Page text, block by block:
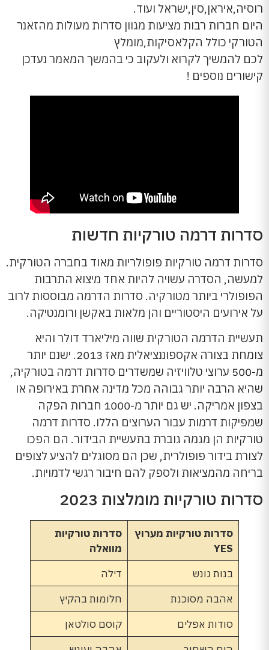
רוסיה,איראן,סין,ישראל ועוד.
היום חברות רבות מציעות מגוון סדרות מעולות מהזאנר
הטורקי כולל הקלאסיקות,מומלץ
לכם להמשיך לקרוא ולעקוב כי בהמשך המאמר נעדכן
קישורים נוספים !
סדרות דרמה טורקיות חדשות
סדרות דרמה טורקיות פופולריות מאוד בחברה הטורקית.
למעשה, הסדרה עשויה להיות אחד מיצוא התרבות
הפופולרי ביותר מטורקיה. סדרות הדרמה מבוססות לרוב
על אירועים היסטוריים והן מלאות באקשן ורומנטיקה.
תעשיית הדרמה הטורקית שווה מיליארד דולר והיא
צומחת בצורה אקספוננציאלית מאז 2013. ישנם יותר
מ-500 ערוצי טלוויזיה שמשדרים סדרות דרמה בטורקיה,
שהיא הרבה יותר גבוהה מכל מדינה אחרת באירופה או
בצפון אמריקה. יש גם יותר מ-1000 חברות הפקה
שמפיקות דרמות עבור הערוצים הללו. סדרות דרמה
טורקיות הן מגמה גוברת בתעשיית הבידור. הם הפכו
לצורת בידור פופולרית, שכן הם מסוגלים להציע לצופים
בריחה מהמציאות ולספק להם חיבור רגשי לדמויות.
סדרות טורקיות מומלצות 2023
סדרות טורקיות מערוץ
YES
סדרות טורקיות
מוואלה
בנות גונש
דילה
אהבה מסוכנת
חלומות בהקיץ
סודות אפלים
קוסם סולטאן